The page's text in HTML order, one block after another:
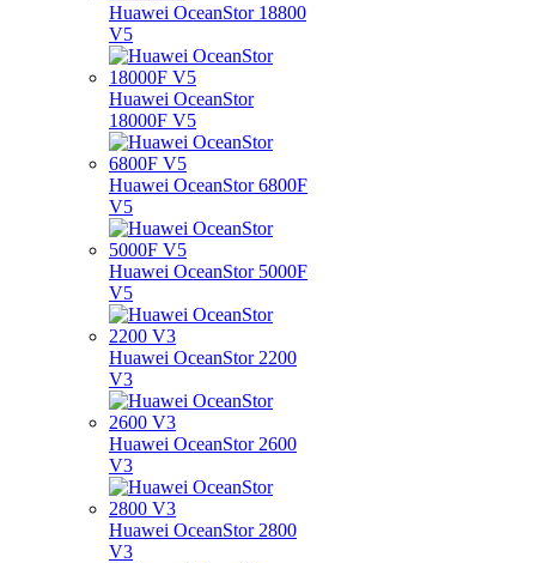
Huawei OceanStor 18800
V5
Huawei OceanStor
18000F V5
Huawei OceanStor 6800F
V5
Huawei OceanStor 5000F
V5
Huawei OceanStor 2200
V3
Huawei OceanStor 2600
V3
Huawei OceanStor 2800
V3